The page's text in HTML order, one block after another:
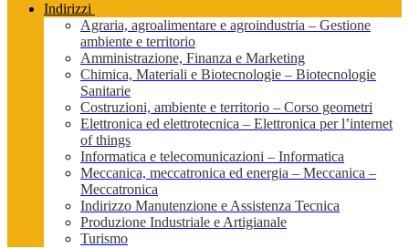
Indirizzi
Agraria, agroalimentare e agroindustria – Gestione
ambiente e territorio
Amministrazione, Finanza e Marketing
Chimica, Materiali e Biotecnologie – Biotecnologie
Sanitarie
Costruzioni, ambiente e territorio – Corso geometri
Elettronica ed elettrotecnica – Elettronica per l’internet
of things
Informatica e telecomunicazioni – Informatica
Meccanica, meccatronica ed energia – Meccanica –
Meccatronica
Indirizzo Manutenzione e Assistenza Tecnica
Produzione Industriale e Artigianale
Turismo